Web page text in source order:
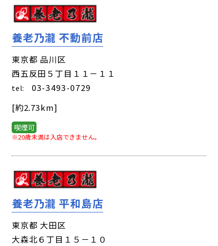
養老乃瀧 不動前店
東京都 品川区
西五反田５丁目１１－１１
tel: 03-3493-0729
[約2.73km]
喫煙可
※20歳未満は入店できません。
養老乃瀧 平和島店
東京都 大田区
大森北６丁目１５－１０